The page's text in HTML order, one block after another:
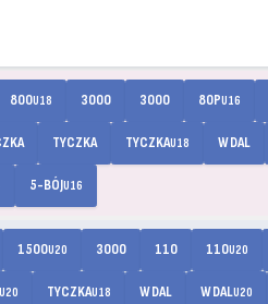
800U18 3000 3000 80PU16
TYCZKA TYCZKAU18 W DAL
5-BÓJU16
1500U20 3000 110 110U20
U20 TYCZKAU18 W DAL W DALU20